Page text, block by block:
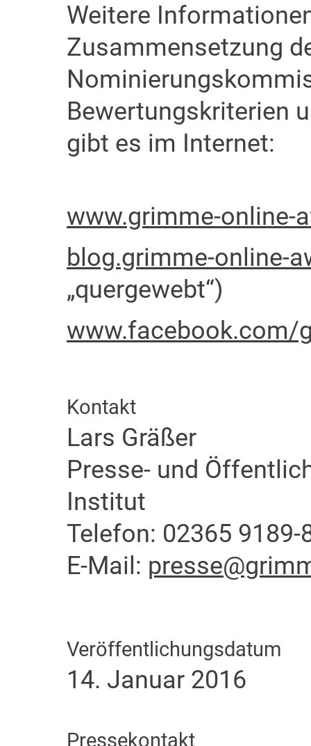
Weitere
Zusammensetzung
Bewertungskriterien
gibt es im Internet:
www.grimme-online-
blog.grimme-online-
„quergewebt“)
www.facebook.com/
Kontakt
Lars Gräßer
Presse- und
Institut
Telefon: 02365 9189-
E-Mail:
Veröffentlichungsdatum
14. Januar 2016
Pressekontakt